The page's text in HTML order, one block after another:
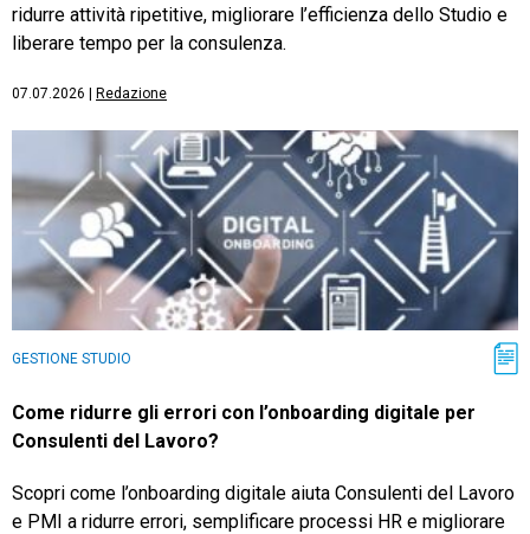
ridurre attività ripetitive, migliorare l’efficienza dello Studio e
liberare tempo per la consulenza.
07.07.2026 Redazione
GESTIONE STUDIO
Come ridurre gli errori con l’onboarding digitale per
Consulenti del Lavoro?
Scopri come l’onboarding digitale aiuta Consulenti del Lavoro
e PMI a ridurre errori, semplificare processi HR e migliorare